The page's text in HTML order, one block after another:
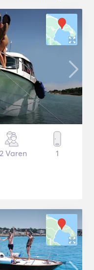
Varen 1